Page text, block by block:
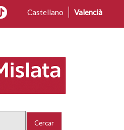
Castellano Valencià